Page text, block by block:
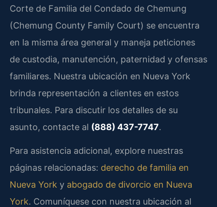
Corte de Familia del Condado de Chemung
(Chemung County Family Court) se encuentra
en la misma área general y maneja peticiones
de custodia, manutención, paternidad y ofensas
familiares. Nuestra ubicación en Nueva York
brinda representación a clientes en estos
tribunales. Para discutir los detalles de su
asunto, contacte al (888) 437-7747.
Para asistencia adicional, explore nuestras
páginas relacionadas: derecho de familia en
Nueva York y abogado de divorcio en Nueva
York. Comuníquese con nuestra ubicación al